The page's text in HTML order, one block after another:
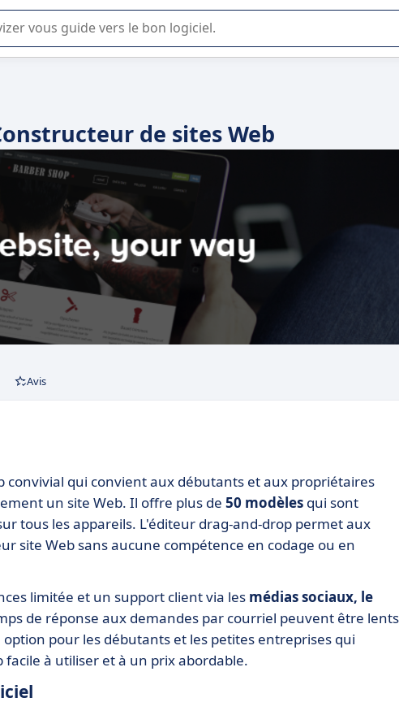
l'utilisation ou la sélection de logiciel SaaS en entreprise.
de sites Web
Avis
convivial qui convient aux débutants et aux propriétaires
un site Web. Il offre plus de 50 modèles qui sont
tous les appareils. L'éditeur drag-and-drop permet aux
site Web sans aucune compétence en codage ou en
limitée et un support client via les médias sociaux, le
de réponse aux demandes par courriel peuvent être
pour les débutants et les petites entreprises qui
à utiliser et à un prix abordable.